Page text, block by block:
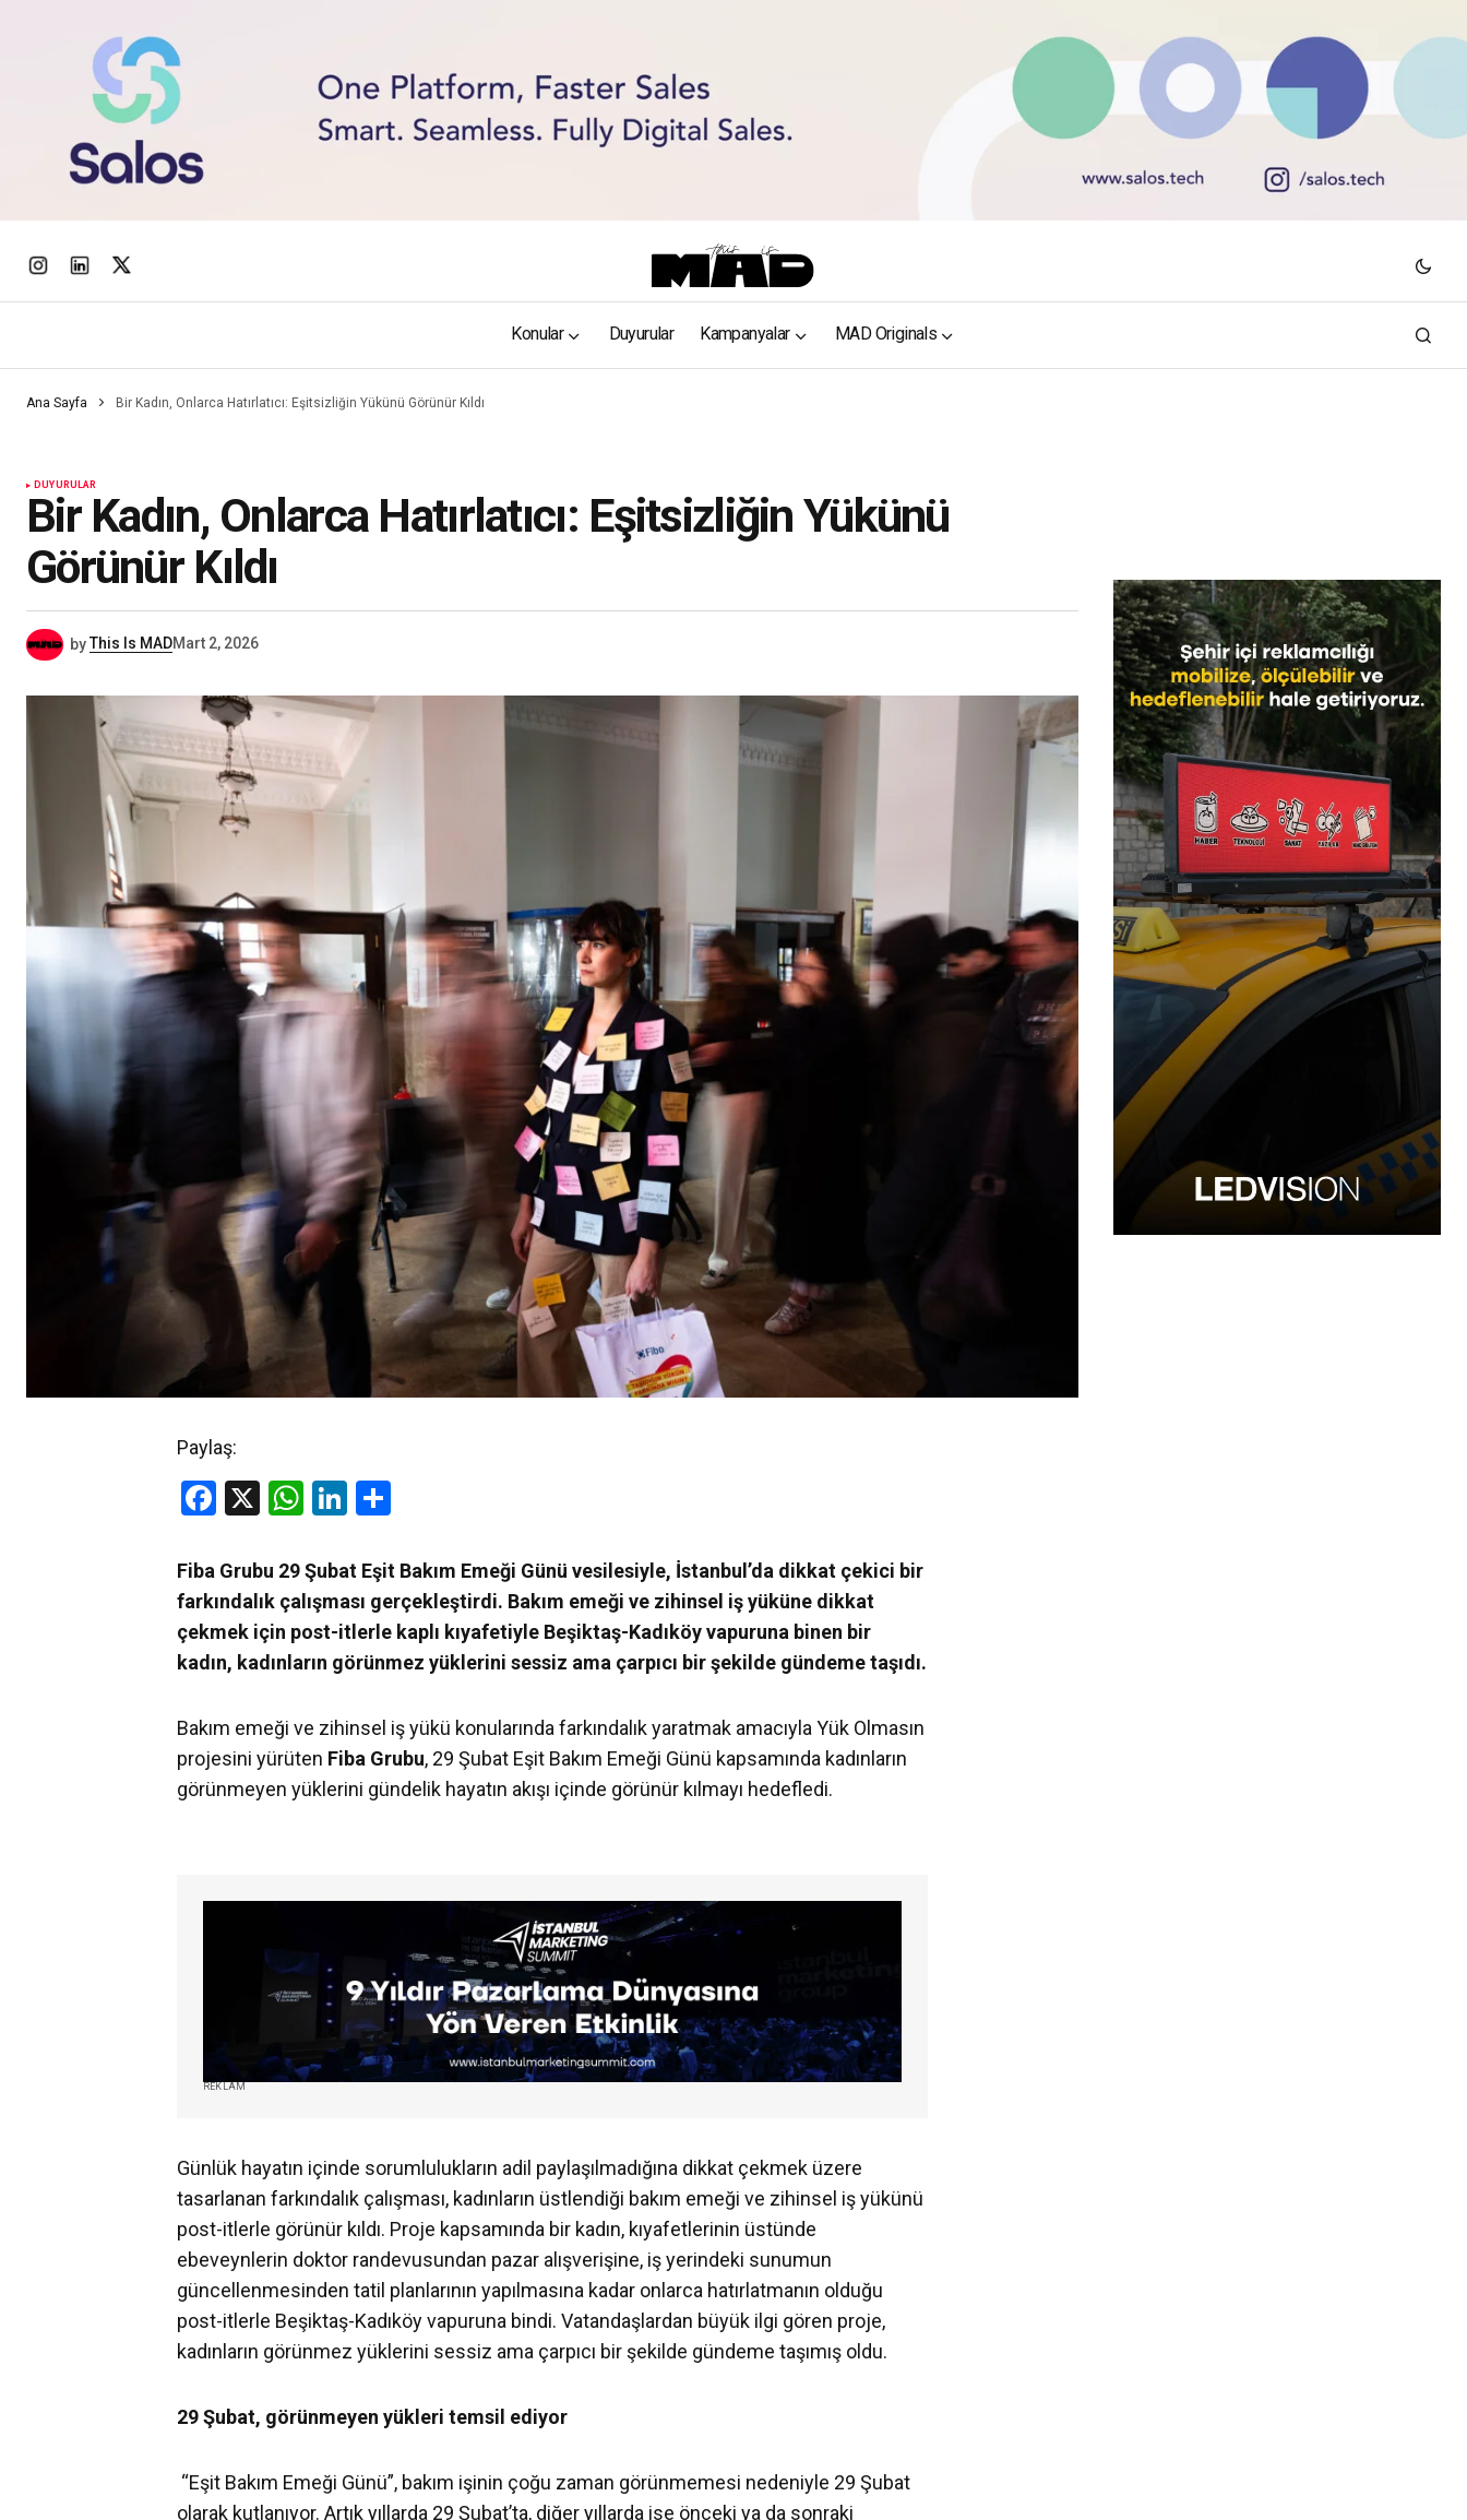
Konular Duyurular Kampanyalar MAD Originals
Ana Sayfa Bir Kadın, Onlarca Hatırlatıcı: Eşitsizliğin Yükünü Görünür Kıldı
DUYURULAR
Bir Kadın, Onlarca Hatırlatıcı: Eşitsizliğin Yükünü
Görünür Kıldı
byThis Is MADMart 2, 2026
Paylaş:
Facebook
X WhatsApp
LinkedIn
Fiba Grubu 29 Şubat Eşit Bakım Emeği Günü vesilesiyle, İstanbul’da dikkat çekici bir
farkındalık çalışması gerçekleştirdi. Bakım emeği ve zihinsel iş yüküne dikkat
çekmek için post-itlerle kaplı kıyafetiyle Beşiktaş-Kadıköy vapuruna binen bir
kadın, kadınların görünmez yüklerini sessiz ama çarpıcı bir şekilde gündeme taşıdı.
Bakım emeği ve zihinsel iş yükü konularında farkındalık yaratmak amacıyla Yük Olmasın
projesini yürüten Fiba Grubu, 29 Şubat Eşit Bakım Emeği Günü kapsamında kadınların
görünmeyen yüklerini gündelik hayatın akışı içinde görünür kılmayı hedefledi.
REKLAM
Günlük hayatın içinde sorumlulukların adil paylaşılmadığına dikkat çekmek üzere
tasarlanan farkındalık çalışması, kadınların üstlendiği bakım emeği ve zihinsel iş yükünü
post-itlerle görünür kıldı. Proje kapsamında bir kadın, kıyafetlerinin üstünde
ebeveynlerin doktor randevusundan pazar alışverişine, iş yerindeki sunumun
güncellenmesinden tatil planlarının yapılmasına kadar onlarca hatırlatmanın olduğu
post-itlerle Beşiktaş-Kadıköy vapuruna bindi. Vatandaşlardan büyük ilgi gören proje,
kadınların görünmez yüklerini sessiz ama çarpıcı bir şekilde gündeme taşımış oldu.
29 Şubat, görünmeyen yükleri temsil ediyor
“Eşit Bakım Emeği Günü”, bakım işinin çoğu zaman görünmemesi nedeniyle 29 Şubat
olarak kutlanıyor. Artık yıllarda 29 Şubat’ta, diğer yıllarda ise önceki ya da sonraki